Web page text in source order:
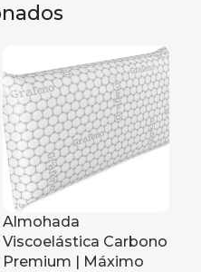
Almohada
Viscoelástica Carbono
Premium | Máximo